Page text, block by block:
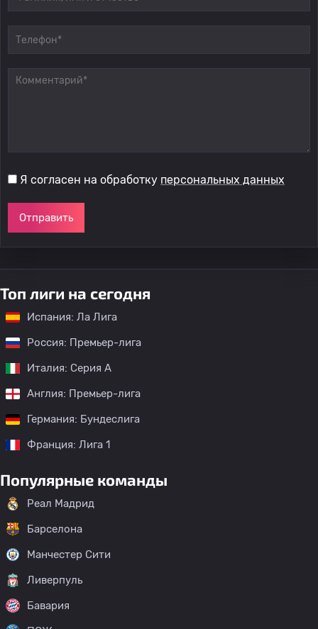
Я согласен на обработку персональных данных
Отправить
Топ лиги на сегодня
Испания: Ла Лига
Россия: Премьер-лига
Италия: Серия А
Англия: Премьер-лига
Германия: Бундеслига
Франция: Лига 1
Популярные команды
Реал Мадрид
Барселона
Манчестер Сити
Ливерпуль
Бавария